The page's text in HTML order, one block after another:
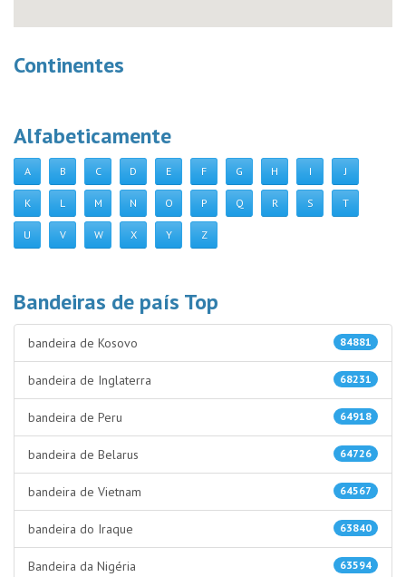
Continentes
Alfabeticamente
A B C D E F G H I J
K L M N O P Q R S T
U V W X Y Z
Bandeiras de país Top
84881
bandeira de Kosovo
68231
bandeira de Inglaterra
64918
bandeira de Peru
64726
bandeira de Belarus
64567
bandeira de Vietnam
63840
bandeira do Iraque
63594
Bandeira da Nigéria